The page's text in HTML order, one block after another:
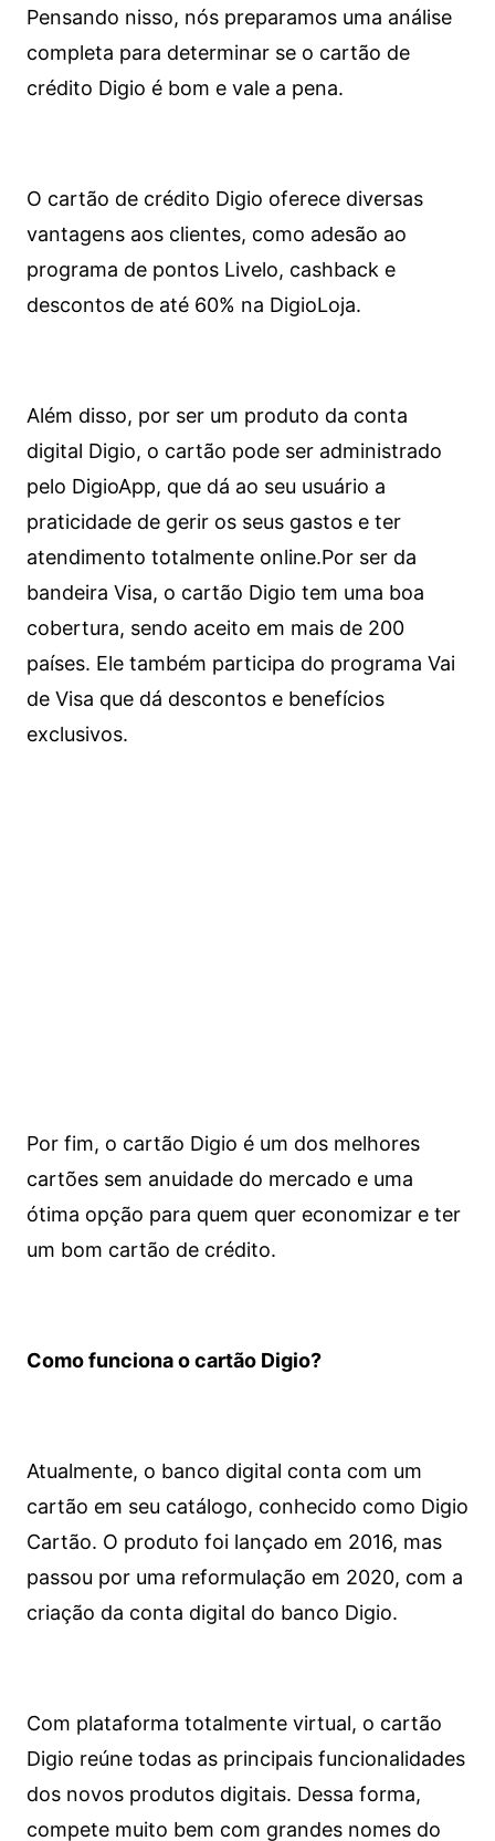
Pensando nisso, nós preparamos uma análise
completa para determinar se o cartão de
crédito Digio é bom e vale a pena.
O cartão de crédito Digio oferece diversas
vantagens aos clientes, como adesão ao
programa de pontos Livelo, cashback e
descontos de até 60% na DigioLoja.
Além disso, por ser um produto da conta
digital Digio, o cartão pode ser administrado
pelo DigioApp, que dá ao seu usuário a
praticidade de gerir os seus gastos e ter
atendimento totalmente online.Por ser da
bandeira Visa, o cartão Digio tem uma boa
cobertura, sendo aceito em mais de 200
países. Ele também participa do programa Vai
de Visa que dá descontos e benefícios
exclusivos.
Por fim, o cartão Digio é um dos melhores
cartões sem anuidade do mercado e uma
ótima opção para quem quer economizar e ter
um bom cartão de crédito.
Como funciona o cartão Digio?
Atualmente, o banco digital conta com um
cartão em seu catálogo, conhecido como Digio
Cartão. O produto foi lançado em 2016, mas
passou por uma reformulação em 2020, com a
criação da conta digital do banco Digio.
Com plataforma totalmente virtual, o cartão
Digio reúne todas as principais funcionalidades
dos novos produtos digitais. Dessa forma,
compete muito bem com grandes nomes do